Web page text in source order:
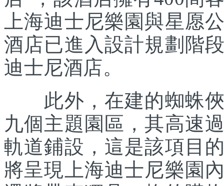
上海迪士尼樂園與星愿
酒店已進入設計規劃階
迪士尼酒店。
此外，在建的蜘蛛俠
九個主題園區，其高速
軌道鋪設，這是該項目
將呈現上海迪士尼樂園